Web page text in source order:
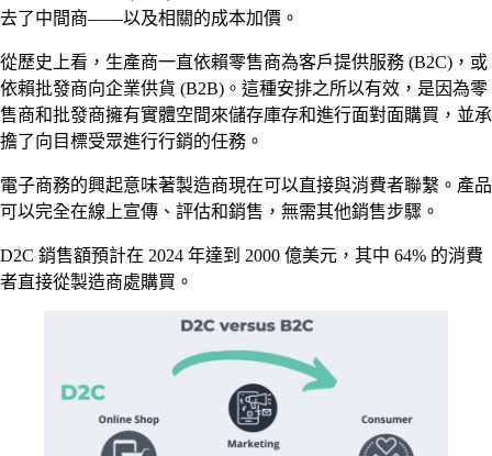
去了中間商——以及相關的成本加價。
從歷史上看，生產商一直依賴零售商為客戶提供服務 (B2C)，或
依賴批發商向企業供貨 (B2B)。這種安排之所以有效，是因為零
售商和批發商擁有實體空間來儲存庫存和進行面對面購買，並承
擔了向目標受眾進行行銷的任務。
電子商務的興起意味著製造商現在可以直接與消費者聯繫。產品
可以完全在線上宣傳、評估和銷售，無需其他銷售步驟。
D2C 銷售額預計在 2024 年達到 2000 億美元，其中 64% 的消費
者直接從製造商處購買。